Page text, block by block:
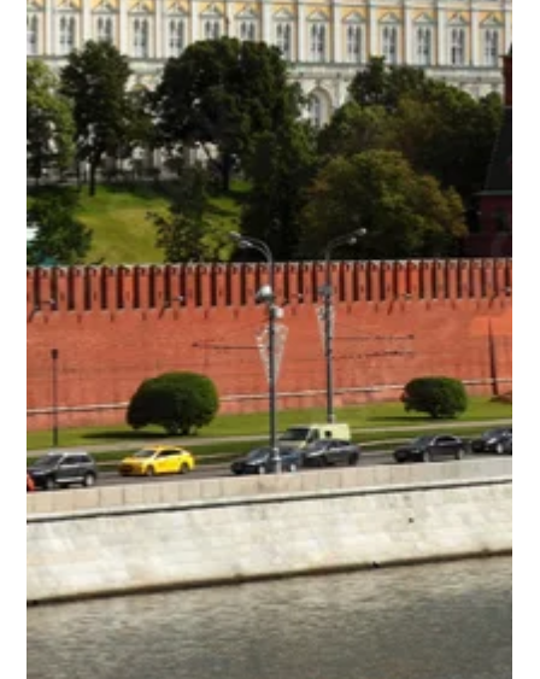
Europa
Når Trump møter Xi, bør Europa lytte
til det som ikke blir sagt
Møtet mellom Donald Trump og Xi Jinping i Beijing
bør ikke vurderes ut fra hvor mange avtaler som ble
inngått. Det bør vurderes ut fra hva slags
verdensorden møtet peker mot. På overflaten kunne
dette se ut som klassisk Trump. Store ord. Vennlige
bilder. Snakk om handel, flykjøp, landbruksvarer og
en bedre relasjon mellom USA og Kina. Men ifølge
Reuters reiste Trump fra Beijing uten store
gjennombrudd på handel, Taiwan eller Iran, selv om
det ble varslet mulige kinesiske kjøp